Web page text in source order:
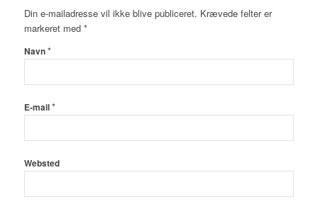
Din e-mailadresse vil ikke blive publiceret. Krævede felter er
markeret med *
Navn*
E-mail*
Websted